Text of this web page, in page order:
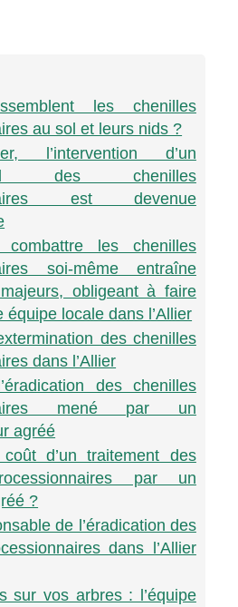
les chenilles
au sol et leurs nids ?
l’intervention d’un
des chenilles
est devenue
les chenilles
soi-même entraîne
obligeant à faire
équipe locale dans l’Allier
des chenilles
dans l’Allier
des chenilles
mené par un
agréé
d’un traitement des
par un
?
de l’éradication des
dans l’Allier
sur vos arbres : l’équipe